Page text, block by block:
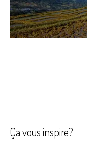
Ça vous inspire?